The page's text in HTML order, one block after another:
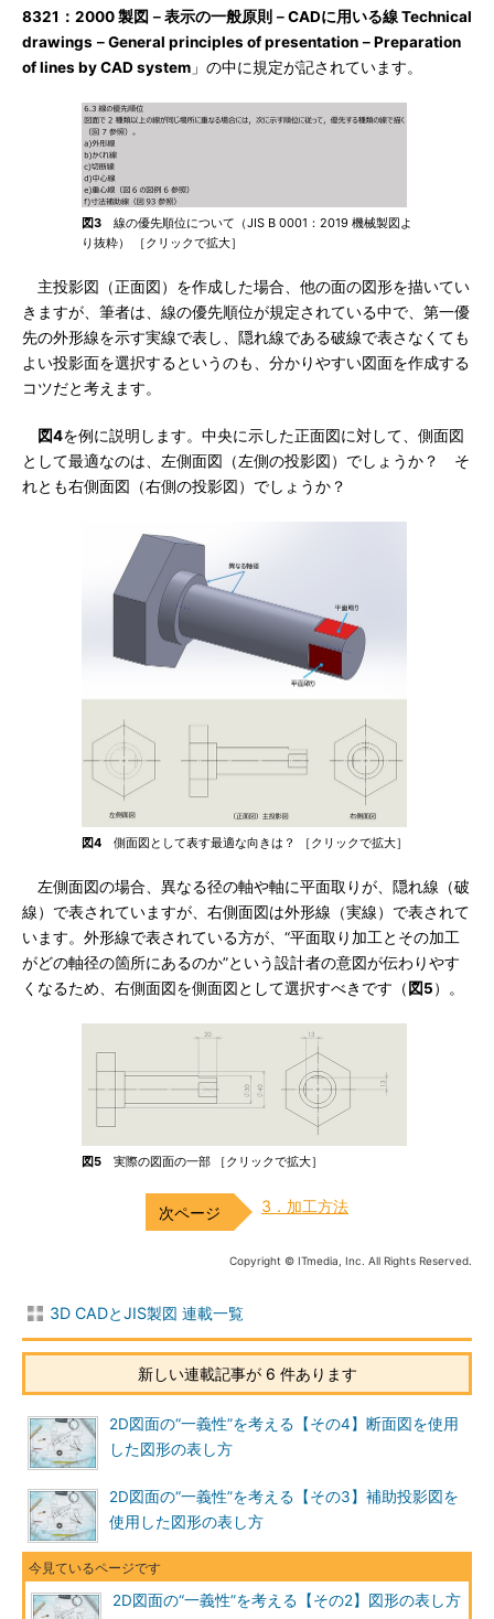
8321：2000 製図－表示の一般原則－CADに用いる線 Technical
drawings－General principles of presentation－Preparation
of lines by CAD system 」の中に規定が記されています。
図3 線の優先順位について（JIS B 0001：2019 機械製図よ
り抜粋） ［クリックで拡大］
主投影図（正面図）を作成した場合、他の面の図形を描いてい
きますが、筆者は、線の優先順位が規定されている中で、第一優
先の外形線を示す実線で表し、隠れ線である破線で表さなくても
よい投影面を選択するというのも、分かりやすい図面を作成する
コツだと考えます。
図4を例に説明します。中央に示した正面図に対して、側面図
として最適なのは、左側面図（左側の投影図）でしょうか？ そ
れとも右側面図（右側の投影図）でしょうか？
図4 側面図として表す最適な向きは？ ［クリックで拡大］
左側面図の場合、異なる径の軸や軸に平面取りが、隠れ線（破
線）で表されていますが、右側面図は外形線（実線）で表されて
います。外形線で表されている方が、“平面取り加工とその加工
がどの軸径の箇所にあるのか”という設計者の意図が伝わりやす
くなるため、右側面図を側面図として選択すべきです（ 図5）。
図5 実際の図面の一部 ［クリックで拡大］
3．加工方法
Copyright © ITmedia, Inc. All Rights Reserved.
3D CADとJIS製図 連載一覧
新しい連載記事が 6 件あります
2D図面の“一義性”を考える【その4】断面図を使用
した図形の表し方
2D図面の“一義性”を考える【その3】補助投影図を
使用した図形の表し方
2D図面の“一義性”を考える【その2】図形の表し方